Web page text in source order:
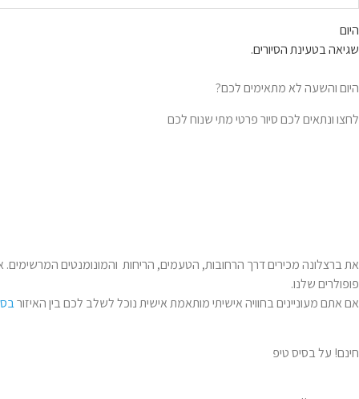
היום
שגיאה בטעינת הסיורים.
היום והשעה לא מתאימים לכם?
לחצו ונתאים לכם סיור פרטי מתי שנוח לכם
את ברצלונה מכירים דרך הרחובות, הטעמים, הריחות והמונומנטים המרשימים.
פופולרים שלנו.
אם אתם מעוניינים בחוויה אישיתי מותאמת אישית נוכל לשלב לכם בין האיזור
חינם! על בסיס טיפ